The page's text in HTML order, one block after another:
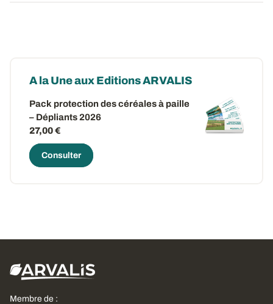
A la Une aux Editions ARVALIS
Pack protection des céréales à paille
– Dépliants 2026
27,00 €
Consulter
Membre de :